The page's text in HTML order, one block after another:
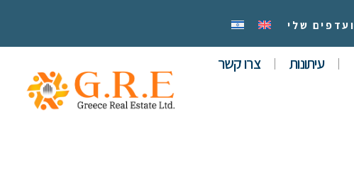
שלי
עיתונות צרו קשר